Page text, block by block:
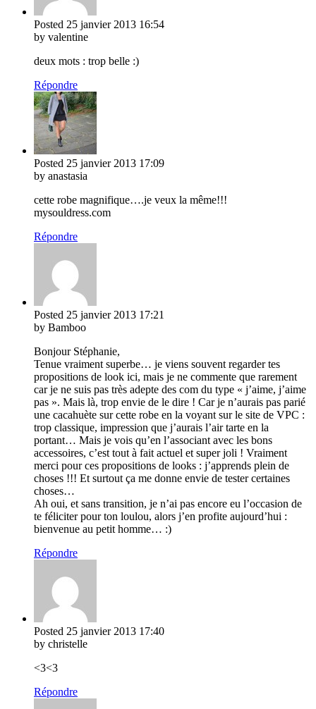
Posted 25 janvier 2013 16:54
by valentine
deux mots : trop belle :)
Répondre
Posted 25 janvier 2013 17:09
by anastasia
cette robe magnifique….je veux la même!!!
mysouldress.com
Répondre
Posted 25 janvier 2013 17:21
by Bamboo
Bonjour Stéphanie,
Tenue vraiment superbe… je viens souvent regarder tes
propositions de look ici, mais je ne commente que rarement
car je ne suis pas très adepte des com du type « j’aime, j’aime
pas ». Mais là, trop envie de le dire ! Car je n’aurais pas parié
une cacahuète sur cette robe en la voyant sur le site de VPC :
trop classique, impression que j’aurais l’air tarte en la
portant… Mais je vois qu’en l’associant avec les bons
accessoires, c’est tout à fait actuel et super joli ! Vraiment
merci pour ces propositions de looks : j’apprends plein de
choses !!! Et surtout ça me donne envie de tester certaines
choses…
Ah oui, et sans transition, je n’ai pas encore eu l’occasion de
te féliciter pour ton loulou, alors j’en profite aujourd’hui :
bienvenue au petit homme… :)
Répondre
Posted 25 janvier 2013 17:40
by christelle
<3<3
Répondre